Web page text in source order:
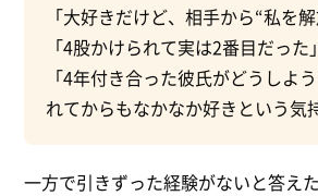
「大好きだけど、相手から“私を
「4股かけられて実は2番目だった」
「4年付き合った彼氏がどうしよ
れてからもなかなか好きという気
一方で引きずった経験がないと答え